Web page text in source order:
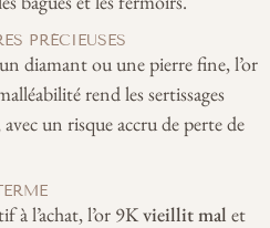
PRÉCIEUSES
diamant ou une pierre fine, l’or
rend les sertissages
avec un risque accru de perte de
à l’achat, l’or 9Kvieillit mal et